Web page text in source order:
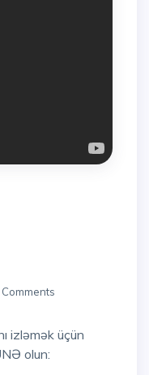
Comments
olun: